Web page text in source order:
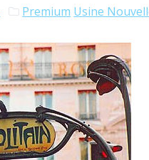
Premium Usine